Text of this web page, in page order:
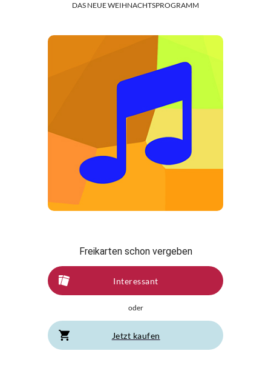
DAS NEUE WEIHNACHTSPROGRAMM
Freikarten schon vergeben
Interessant
oder
Jetzt kaufen